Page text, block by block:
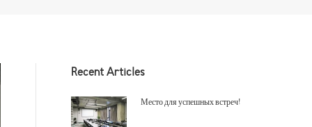
Recent Articles
Место для успешных встреч!